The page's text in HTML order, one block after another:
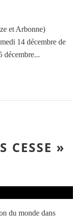
et Arbonne)
14 décembre de
décembre...
CESSE »
du monde dans